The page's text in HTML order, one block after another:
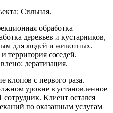
Сильная.
обработка
деревьев и кустарников,
для людей и животных.
территория соседей.
дератизация.
клопов с первого раза.
уровне в установленное
Клиент остался
по оказанным услугам